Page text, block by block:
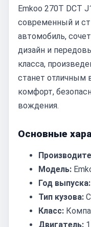
Emkoo 270T DCT
современный и
автомобиль,
дизайн и
класса,
станет отличным
комфорт,
вождения.
Основные
Модель:
Год выпуска:
Тип кузова:
Класс:
Двигатель: